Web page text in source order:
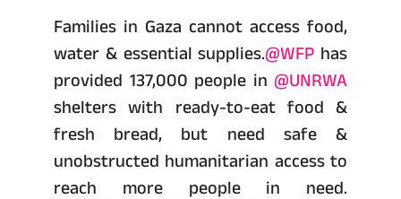
Families in Gaza cannot access food,
water & essential supplies.@WFP has
provided 137,000 people in @UNRWA
shelters with ready-to-eat food &
fresh bread, but need safe &
unobstructed humanitarian access to
reach more people in need.